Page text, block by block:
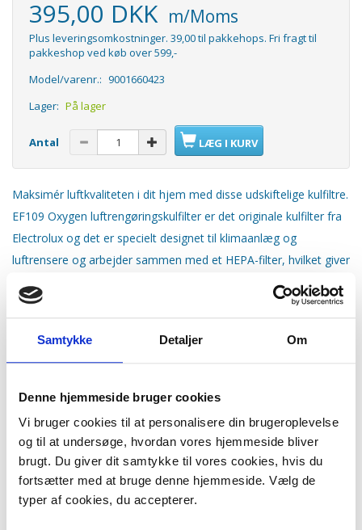
Samtykke Detaljer Om
Denne hjemmeside bruger cookies
Vi bruger cookies til at personalisere din brugeroplevelse
og til at undersøge, hvordan vores hjemmeside bliver
brugt. Du giver dit samtykke til vores cookies, hvis du
fortsætter med at bruge denne hjemmeside. Vælg de
typer af cookies, du accepterer.
395,00 DKK m/Moms
Plus leveringsomkostninger. 39,00 til pakkehops. Fri fragt til
pakkeshop ved køb over 599,-
Model/varenr.: 9001660423
Lager: På lager
Antal LÆG I KURV
Maksimér luftkvaliteten i dit hjem med disse udskiftelige kulfiltre.
EF109 Oxygen luftrengøringskulfilter er det originale kulfilter fra
Electrolux og det er specielt designet til klimaanlæg og
luftrensere og arbejder sammen med et HEPA-filter, hvilket giver
dig en fremragende luftrensende ydelse og lugtreduktion. Du
skal bare skifte filteret regelmæssigt.
Denne pakke indeholder 4 x kulfiltre.
Electrolux Z9122
Electrolux Z9124
ANDRE KØBTE OGSÅ